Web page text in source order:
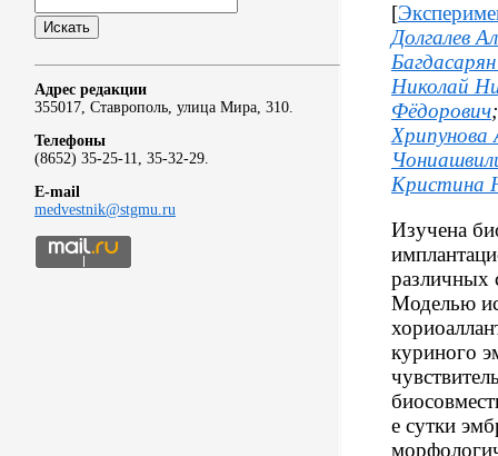
Адрес редакции
355017, Ставрополь, улица Мира, 310.
Телефоны
(8652) 35-25-11, 35-32-29.
E-mail
medvestnik@stgmu.ru
[
Долгалев
Николай
Фёдорович
Хрипунова
Кристина
Изучена
различных
Моделью
куриного
е сутки